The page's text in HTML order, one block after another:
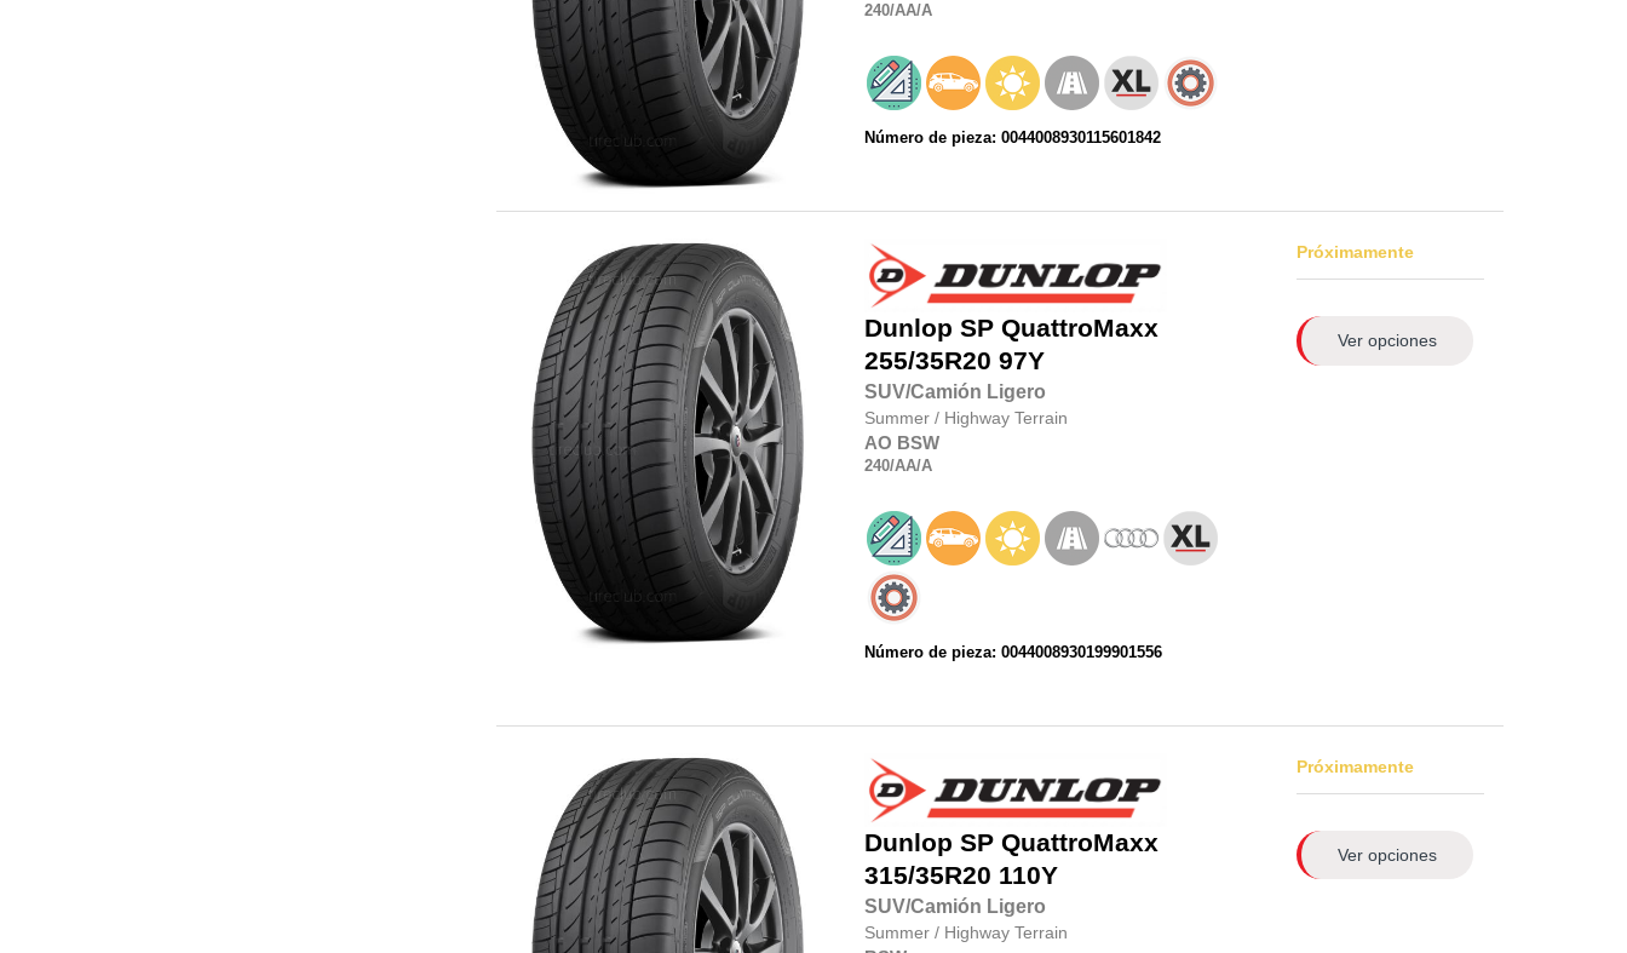
240/AA/A
Número de pieza: 0044008930115601842
Dunlop SP QuattroMaxx
255/35R20 97Y
SUV/Camión Ligero
Summer / Highway Terrain
AO BSW
240/AA/A
Número de pieza: 0044008930199901556
Próximamente
Ver opciones
Dunlop SP QuattroMaxx
315/35R20 110Y
SUV/Camión Ligero
Summer / Highway Terrain
Próximamente
Ver opciones